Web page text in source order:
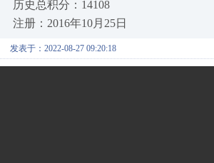
历史总积分：14108
注册：2016年10月25日
发表于：2022-08-27 09:20:18